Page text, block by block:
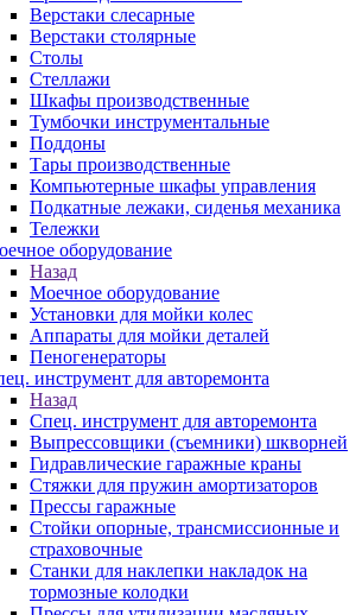
Верстаки слесарные
Верстаки столярные
Столы
Стеллажи
Шкафы производственные
Тумбочки инструментальные
Поддоны
Тары производственные
Компьютерные шкафы управления
Подкатные лежаки, сиденья механика
Тележки
оборудование
Назад
Моечное оборудование
Установки для мойки колес
Аппараты для мойки деталей
Пеногенераторы
инструмент для авторемонта
Назад
Спец. инструмент для авторемонта
Выпрессовщики (съемники) шкворней
Гидравлические гаражные краны
Стяжки для пружин амортизаторов
Прессы гаражные
Стойки опорные, трансмиссионные и
страховочные
Станки для наклепки накладок на
тормозные колодки